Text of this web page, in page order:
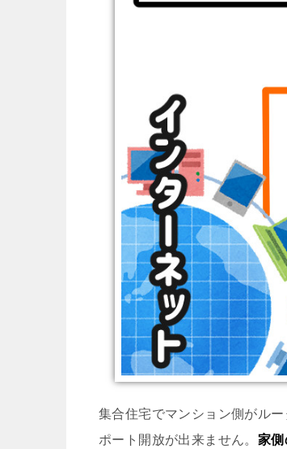
集合住宅でマンション側がル
ポート開放が出来ません。 家側